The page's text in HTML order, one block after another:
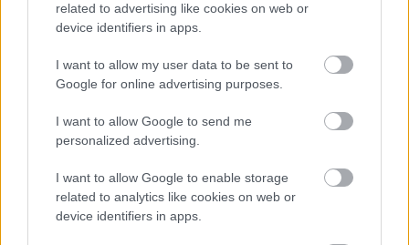
related to advertising like cookies on web or
device identifiers in apps.
I want to allow my user data to be sent to
Google for online advertising purposes.
I want to allow Google to send me
personalized advertising.
I want to allow Google to enable storage
related to analytics like cookies on web or
device identifiers in apps.